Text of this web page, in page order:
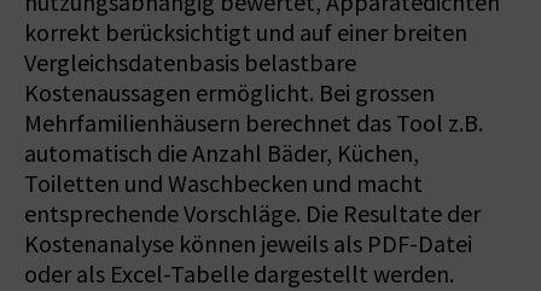
korrekt berücksichtigt und auf einer breiten
Vergleichsdatenbasis belastbare
Kostenaussagen ermöglicht. Bei grossen
Mehrfamilienhäusern berechnet das Tool z.B.
automatisch die Anzahl Bäder, Küchen,
Toiletten und Waschbecken und macht
entsprechende Vorschläge. Die Resultate der
Kostenanalyse können jeweils als PDF-Datei
oder als Excel-Tabelle dargestellt werden.